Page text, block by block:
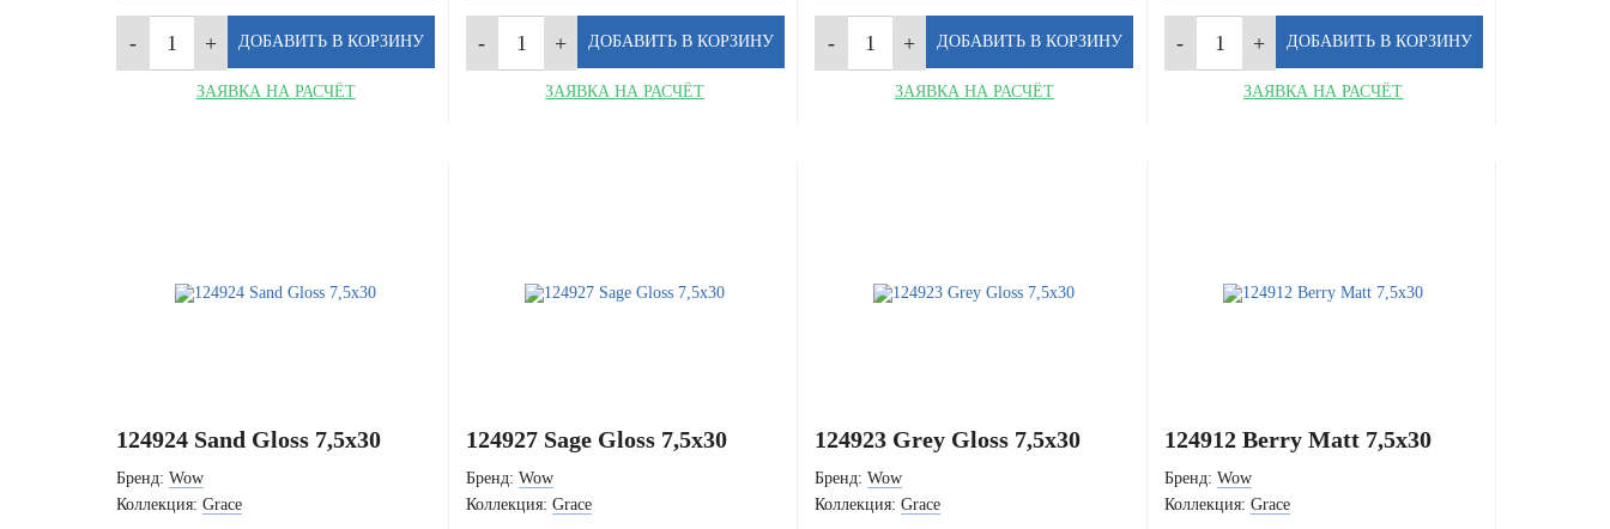
ЗАЯВКА НА РАСЧЁТ ЗАЯВКА НА РАСЧЁТ ЗАЯВКА НА РАСЧЁТ ЗАЯВКА НА РАСЧЁТ
124924 Sand Gloss 7,5x30
Бренд: Wow
Коллекция: Grace
124927 Sage Gloss 7,5x30
Бренд: Wow
Коллекция: Grace
124923 Grey Gloss 7,5x30
Бренд: Wow
Коллекция: Grace
124912 Berry Matt 7,5x30
Бренд: Wow
Коллекция: Grace